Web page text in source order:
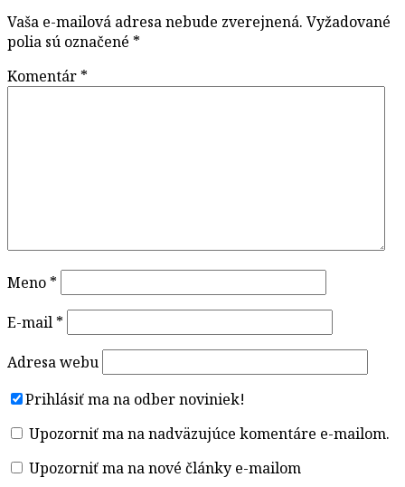
Vaša e-mailová adresa nebude zverejnená. Vyžadované
polia sú označené *
Komentár *
Meno *
E-mail *
Adresa webu
Prihlásiť ma na odber noviniek!
Upozorniť ma na nadväzujúce komentáre e-mailom.
Upozorniť ma na nové články e-mailom